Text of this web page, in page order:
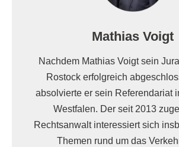
Mathias Voigt
Nachdem Mathias Voigt sein
Rostock erfolgreich
absolvierte er sein Referendariat
Westfalen. Der seit 2013
Rechtsanwalt interessiert sich
Themen rund um das